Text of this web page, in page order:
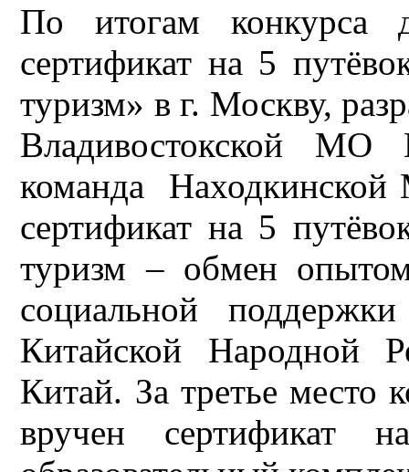
По итогам конкурса
сертификат на 5
туризм» в г. Москву,
Владивостокской
команда
сертификат на 5
туризм – обмен
социальной
Китайской Народной
Китай. За третье
вручен